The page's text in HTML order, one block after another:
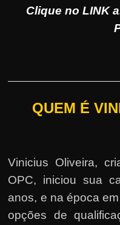
Clique no LINK
QUEM É
Vinicius Oliveira,
OPC, iniciou sua
anos, e na época
opções de